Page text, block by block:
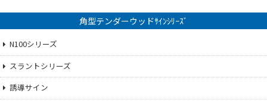
角型テンダーウッドｻｲﾝｼﾘｰｽﾞ
N100シリーズ
スラントシリーズ
誘導サイン